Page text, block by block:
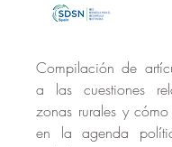
Compilación de
a las cuestiones
zonas rurales y
en la agenda